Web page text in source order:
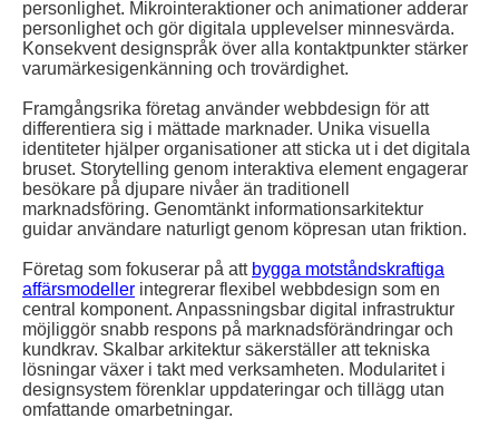
personlighet. Mikrointeraktioner och animationer adderar
personlighet och gör digitala upplevelser minnesvärda.
Konsekvent designspråk över alla kontaktpunkter stärker
varumärkesigenkänning och trovärdighet.
Framgångsrika företag använder webbdesign för att
differentiera sig i mättade marknader. Unika visuella
identiteter hjälper organisationer att sticka ut i det digitala
bruset. Storytelling genom interaktiva element engagerar
besökare på djupare nivåer än traditionell
marknadsföring. Genomtänkt informationsarkitektur
guidar användare naturligt genom köpresan utan friktion.
Företag som fokuserar på att bygga motståndskraftiga
affärsmodeller integrerar flexibel webbdesign som en
central komponent. Anpassningsbar digital infrastruktur
möjliggör snabb respons på marknadsförändringar och
kundkrav. Skalbar arkitektur säkerställer att tekniska
lösningar växer i takt med verksamheten. Modularitet i
designsystem förenklar uppdateringar och tillägg utan
omfattande omarbetningar.